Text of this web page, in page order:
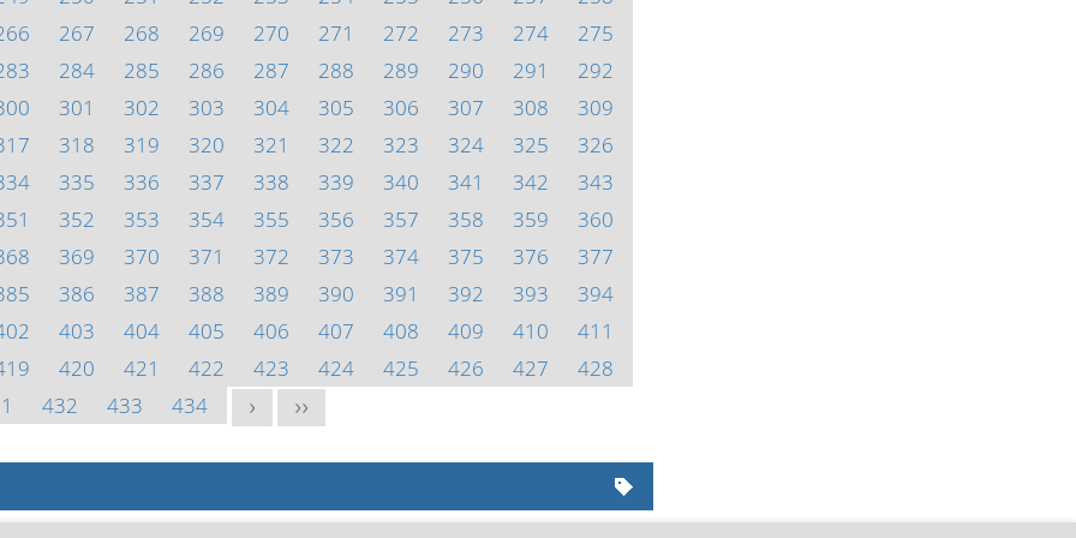
267 268 269 270 271 272 273 274
275
284 285 286 287 288 289 290 291
292
301 302 303 304 305 306 307 308
309
318 319 320 321 322 323 324 325
326
335 336 337 338 339 340 341 342
343
352 353 354 355 356 357 358 359
360
369 370 371 372 373 374 375 376
377
386 387 388 389 390 391 392 393
394
403 404 405 406 407 408 409 410
411
420 421 422 423 424 425 426 427
428
432 433 434 > >>